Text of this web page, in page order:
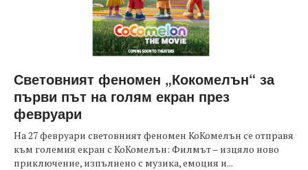
Световният феномен „Кокомелън“ за
първи път на голям екран през
февруари
На 27 февруари световният феномен КоКомелън се отправя
към големия екран с КоКомелън: Филмът – изцяло ново
приключение, изпълнено с музика, емоция и...